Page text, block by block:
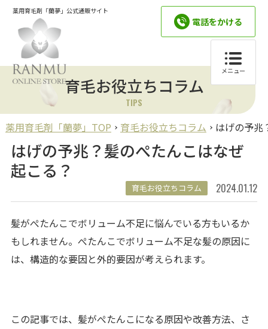
薬用育毛剤「蘭夢」公式通販サイト
電話をかける
メニュー
育毛お役立ちコラム
TIPS
薬用育毛剤「蘭夢」TOP 育毛お役立ちコラム はげの予兆
はげの予兆？髪のぺたんこはなぜ
起こる？
育毛お役立ちコラム 2024.01.12
髪がぺたんこでボリューム不足に悩んでいる方もいるか
もしれません。ぺたんこでボリューム不足な髪の原因に
は、構造的な要因と外的要因が考えられます。
この記事では、髪がぺたんこになる原因や改善方法、さ